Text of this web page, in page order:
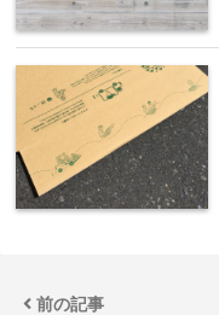
前の記事